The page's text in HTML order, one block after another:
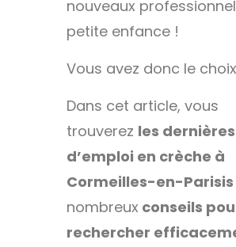
nouveaux
petite enfance !
Vous avez donc le
Dans cet article, vous
trouverez les
d’emploi en crèche à
Cormeilles-en-Parisis
nombreux conseils
rechercher